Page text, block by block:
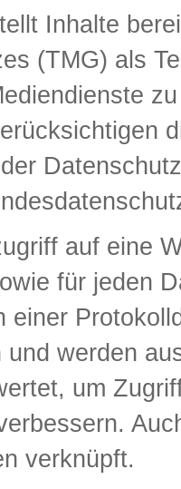
Inhalte
(TMG) als
auf eine
für jeden
einer
und werden
um
verknüpft.